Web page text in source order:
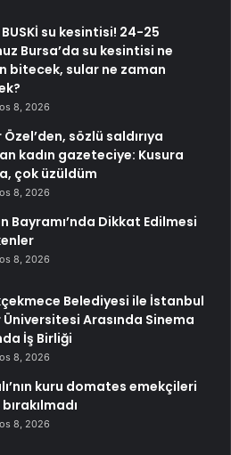
su kesintisi! 24-25
Bursa’da su kesintisi ne
bitecek, sular ne zaman
8, 2026
sözlü saldırıya
kadın gazeteciye: Kusura
çok üzüldüm
8, 2026
Bayramı’nda Dikkat Edilmesi
8, 2026
Belediyesi ile İstanbul
Arasında Sinema
İş Birliği
8, 2026
kuru domates emekçileri
8, 2026